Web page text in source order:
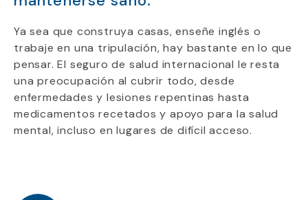
Ya sea que construya casas, enseñe inglés o
trabaje en una tripulación, hay bastante en lo que
pensar. El seguro de salud internacional le resta
una preocupación al cubrir todo, desde
enfermedades y lesiones repentinas hasta
medicamentos recetados y apoyo para la salud
mental, incluso en lugares de difícil acceso.